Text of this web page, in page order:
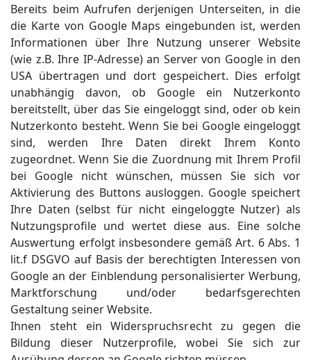
Bereits beim Aufrufen derjenigen Unterseiten, in die
die Karte von Google Maps eingebunden ist, werden
Informationen über Ihre Nutzung unserer Website
(wie z.B. Ihre IP-Adresse) an Server von Google in den
USA übertragen und dort gespeichert. Dies erfolgt
unabhängig davon, ob Google ein Nutzerkonto
bereitstellt, über das Sie eingeloggt sind, oder ob kein
Nutzerkonto besteht. Wenn Sie bei Google eingeloggt
sind, werden Ihre Daten direkt Ihrem Konto
zugeordnet. Wenn Sie die Zuordnung mit Ihrem Profil
bei Google nicht wünschen, müssen Sie sich vor
Aktivierung des Buttons ausloggen. Google speichert
Ihre Daten (selbst für nicht eingeloggte Nutzer) als
Nutzungsprofile und wertet diese aus. Eine solche
Auswertung erfolgt insbesondere gemäß Art. 6 Abs. 1
lit.f DSGVO auf Basis der berechtigten Interessen von
Google an der Einblendung personalisierter Werbung,
Marktforschung und/oder bedarfsgerechten
Gestaltung seiner Website.
Ihnen steht ein Widerspruchsrecht zu gegen die
Bildung dieser Nutzerprofile, wobei Sie sich zur